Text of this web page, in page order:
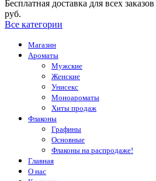
Бесплатная доставка для всех
руб.
Все категории
Магазин
Ароматы
Мужские
Женские
Унисекс
Моноароматы
Хиты продаж
Флаконы
Графины
Основные
Флаконы на распродаже!
Главная
О нас